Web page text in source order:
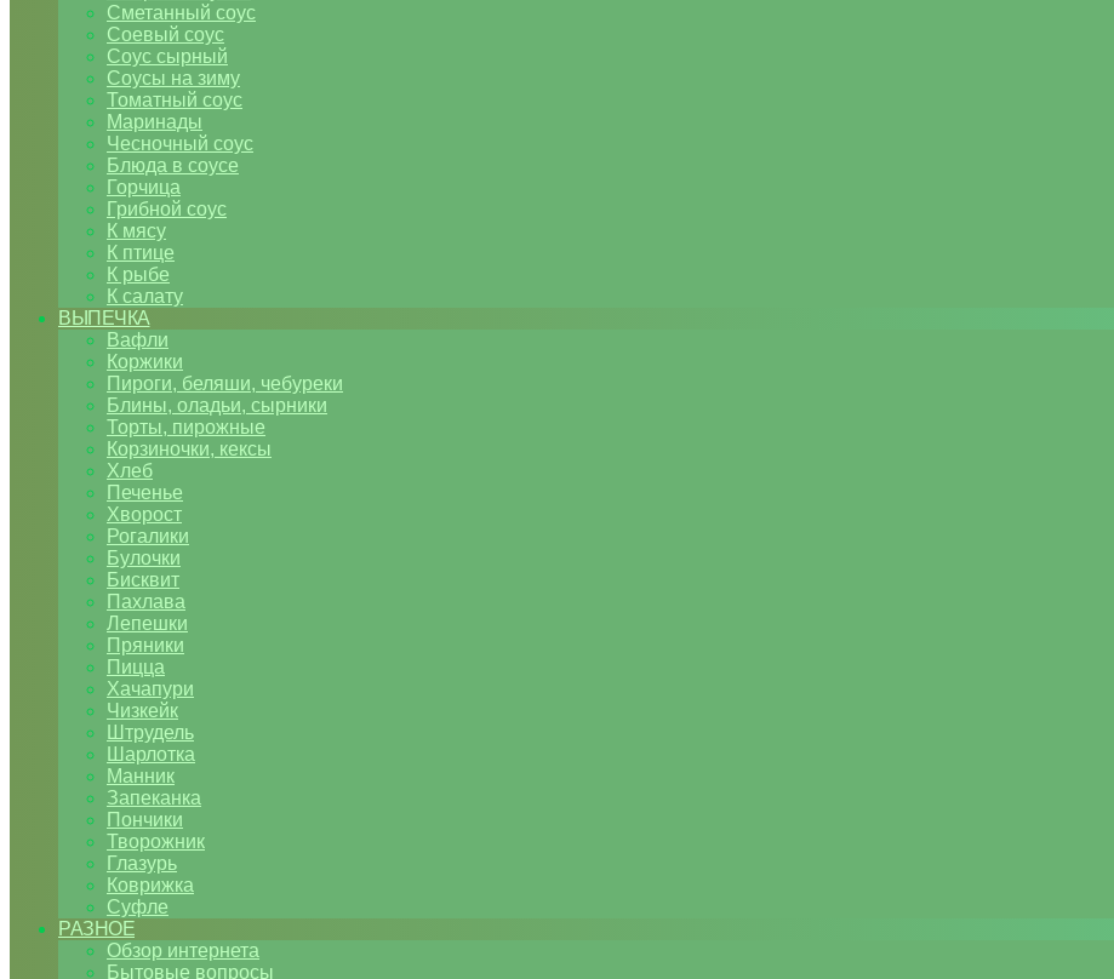
Сметанный соус
Соевый соус
Соус сырный
Соусы на зиму
Томатный соус
Маринады
Чесночный соус
Блюда в соусе
Горчица
Грибной соус
К мясу
К птице
К рыбе
К салату
ВЫПЕЧКА
Вафли
Коржики
Пироги, беляши, чебуреки
Блины, оладьи, сырники
Торты, пирожные
Корзиночки, кексы
Хлеб
Печенье
Хворост
Рогалики
Булочки
Бисквит
Пахлава
Лепешки
Пряники
Пицца
Хачапури
Чизкейк
Штрудель
Шарлотка
Манник
Запеканка
Пончики
Творожник
Глазурь
Коврижка
Суфле
РАЗНОЕ
Обзор интернета
Бытовые вопросы